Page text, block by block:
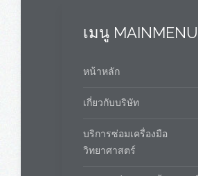
เมนู MAINMENU
หน้าหลัก
เกี่ยวกับบริษัท
บริการซ่อมเครื่องมือ
วิทยาศาสตร์